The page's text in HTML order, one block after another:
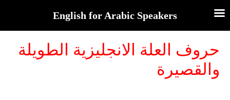
حروف العلة الانجليزية الطويلة
والقصيرة
English for Arabic Speakers